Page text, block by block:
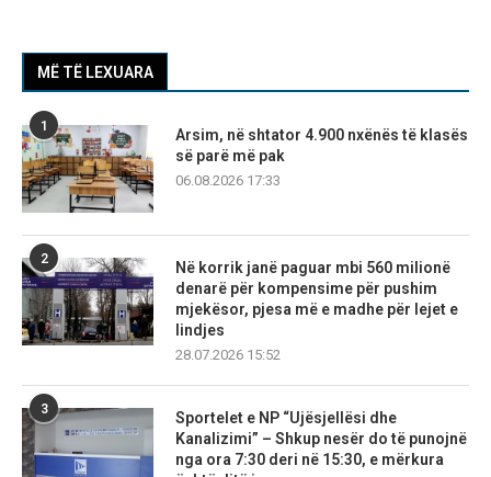
MË TË LEXUARA
1
Arsim, në shtator 4.900 nxënës të klasës
së parë më pak
06.08.2026 17:33
2
Në korrik janë paguar mbi 560 milionë
denarë për kompensime për pushim
mjekësor, pjesa më e madhe për lejet e
lindjes
28.07.2026 15:52
3
Sportelet e NP “Ujësjellësi dhe
Kanalizimi” – Shkup nesër do të punojnë
nga ora 7:30 deri në 15:30, e mërkura